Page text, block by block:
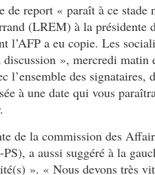
de report « paraît à ce stade
(LREM) à la présidente
l’AFP a eu copie. Les
discussion », mercredi
l’ensemble des
à une date qui vous
de la commission des
a aussi suggéré à la
». « Nous devons très